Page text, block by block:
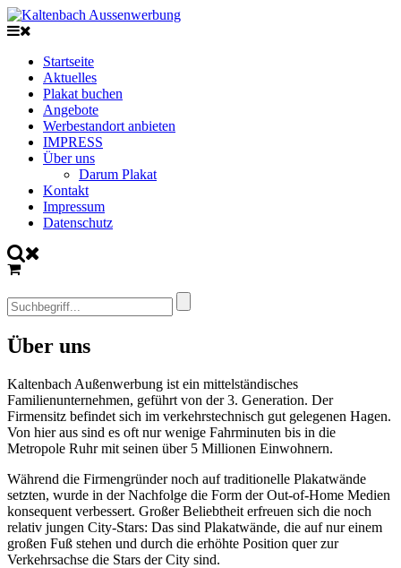
Startseite
Aktuelles
Plakat buchen
Angebote
Werbestandort anbieten
IMPRESS
Über uns
Darum Plakat
Kontakt
Impressum
Datenschutz
Über uns
Kaltenbach Außenwerbung ist ein mittelständisches
Familienunternehmen, geführt von der 3. Generation. Der
Firmensitz befindet sich im verkehrstechnisch gut gelegenen Hagen.
Von hier aus sind es oft nur wenige Fahrminuten bis in die
Metropole Ruhr mit seinen über 5 Millionen Einwohnern.
Während die Firmengründer noch auf traditionelle Plakatwände
setzten, wurde in der Nachfolge die Form der Out-of-Home Medien
konsequent verbessert. Großer Beliebtheit erfreuen sich die noch
relativ jungen City-Stars: Das sind Plakatwände, die auf nur einem
großen Fuß stehen und durch die erhöhte Position quer zur
Verkehrsachse die Stars der City sind.